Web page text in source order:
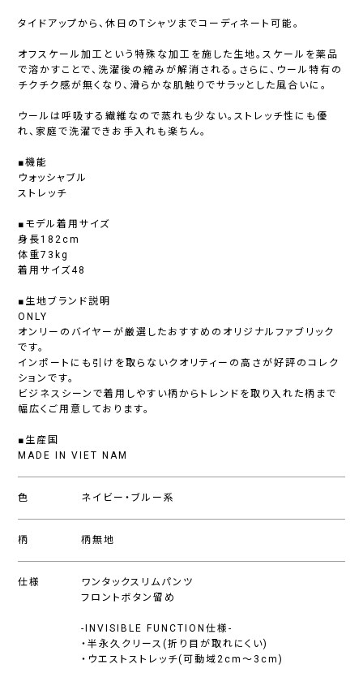
タイドアップから、休日のTシャツまでコーディネート可能。
オフスケール加工という特殊な加工を施した生地。スケールを薬品
で溶かすことで、洗濯後の縮みが解消される。さらに、ウール特有の
チクチク感が無くなり、滑らかな肌触りでサラッとした風合いに。
ウールは呼吸する繊維なので蒸れも少ない。ストレッチ性にも優
れ、家庭で洗濯できお手入れも楽ちん。
■機能
ウォッシャブル
ストレッチ
■モデル着用サイズ
身長182cm
体重73kg
着用サイズ48
■生地ブランド説明
ONLY
オンリーのバイヤーが厳選したおすすめのオリジナルファブリック
です。
インポートにも引けを取らないクオリティーの高さが好評のコレク
ションです。
ビジネスシーンで着用しやすい柄からトレンドを取り入れた柄まで
幅広くご用意しております。
■生産国
MADE IN VIET NAM
色 ネイビー・ブルー系
柄 柄無地
仕様
ワンタックスリムパンツ
フロントボタン留め
-INVISIBLE FUNCTION仕様-
・半永久クリース(折り目が取れにくい)
・ウエストストレッチ(可動域2cm〜3cm)